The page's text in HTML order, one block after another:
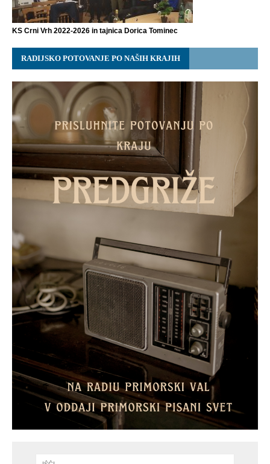
KS Crni Vrh 2022-2026 in tajnica Dorica Tominec
RADIJSKO POTOVANJE PO NAŠIH KRAJIH